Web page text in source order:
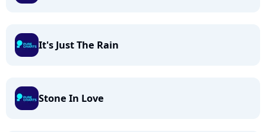
It's Just The Rain
Stone In Love